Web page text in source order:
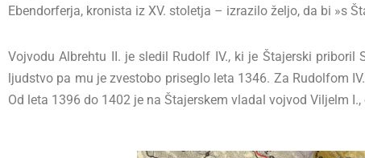
Ebendorferja, kronista iz XV. stoletja – izrazilo željo, da bi »s
Vojvodu Albrehtu II. je sledil Rudolf IV., ki je Štajerski
ljudstvo pa mu je zvestobo priseglo leta 1346. Za Rudolfom
Od leta 1396 do 1402 je na Štajerskem vladal vojvod Viljelm